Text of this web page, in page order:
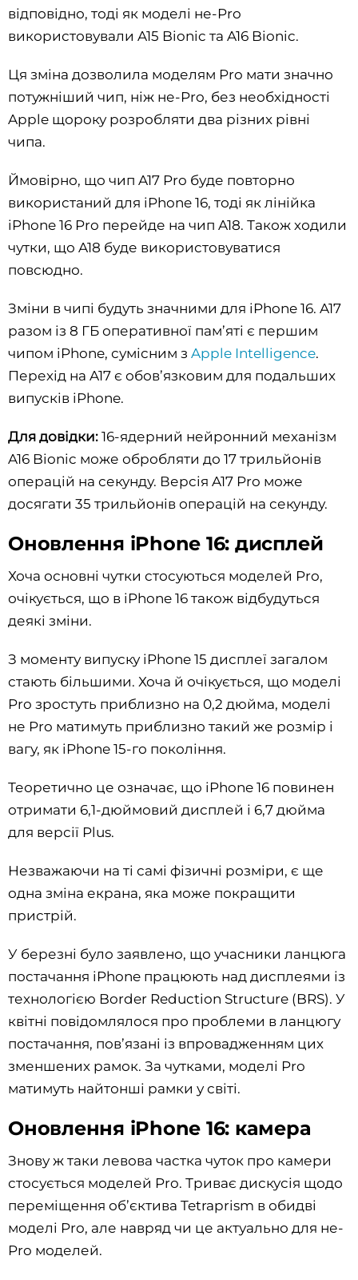
відповідно, тоді як моделі не-Pro
використовували A15 Bionic та A16 Bionic.
Ця зміна дозволила моделям Pro мати значно
потужніший чип, ніж не-Pro, без необхідності
Apple щороку розробляти два різних рівні
чипа.
Ймовірно, що чип A17 Pro буде повторно
використаний для iPhone 16, тоді як лінійка
iPhone 16 Pro перейде на чип A18. Також ходили
чутки, що A18 буде використовуватися
повсюдно.
Зміни в чипі будуть значними для iPhone 16. A17
разом із 8 ГБ оперативної пам’яті є першим
чипом iPhone, сумісним з Apple Intelligence.
Перехід на A17 є обов’язковим для подальших
випусків iPhone.
Для довідки: 16-ядерний нейронний механізм
A16 Bionic може обробляти до 17 трильйонів
операцій на секунду. Версія A17 Pro може
досягати 35 трильйонів операцій на секунду.
Оновлення iPhone 16: дисплей
Хоча основні чутки стосуються моделей Pro,
очікується, що в iPhone 16 також відбудуться
деякі зміни.
З моменту випуску iPhone 15 дисплеї загалом
стають більшими. Хоча й очікується, що моделі
Pro зростуть приблизно на 0,2 дюйма, моделі
не Pro матимуть приблизно такий же розмір і
вагу, як iPhone 15-го покоління.
Теоретично це означає, що iPhone 16 повинен
отримати 6,1-дюймовий дисплей і 6,7 дюйма
для версії Plus.
Незважаючи на ті самі фізичні розміри, є ще
одна зміна екрана, яка може покращити
пристрій.
У березні було заявлено, що учасники ланцюга
постачання iPhone працюють над дисплеями із
технологією Border Reduction Structure (BRS). У
квітні повідомлялося про проблеми в ланцюгу
постачання, пов’язані із впровадженням цих
зменшених рамок. За чутками, моделі Pro
матимуть найтонші рамки у світі.
Оновлення iPhone 16: камера
Знову ж таки левова частка чуток про камери
стосується моделей Pro. Триває дискусія щодо
переміщення об’єктива Tetraprism в обидві
моделі Pro, але навряд чи це актуально для не-
Pro моделей.